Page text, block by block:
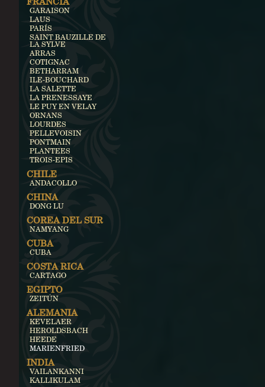
GARAISON
LAUS
PARÍS
SAINT BAUZILLE DE
LA SYLVE
ARRAS
COTIGNAC
BETHARRAM
ILE-BOUCHARD
LA SALETTE
LA PRENESSAYE
LE PUY EN VELAY
ORNANS
LOURDES
PELLEVOISIN
PONTMAIN
PLANTEES
TROIS-EPIS
CHILE
ANDACOLLO
CHINA
DONG LU
COREA DEL SUR
NAMYANG
CUBA
CUBA
COSTA RICA
CARTAGO
EGIPTO
ZEITÚN
ALEMANIA
KEVELAER
HEROLDSBACH
HEEDE
MARIENFRIED
INDIA
VAILANKANNI
KALLIKULAM